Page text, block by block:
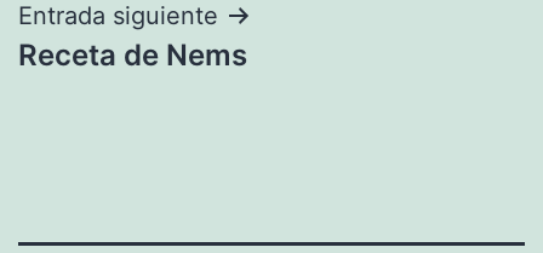
entradas
Entrada siguiente
Receta de Nems